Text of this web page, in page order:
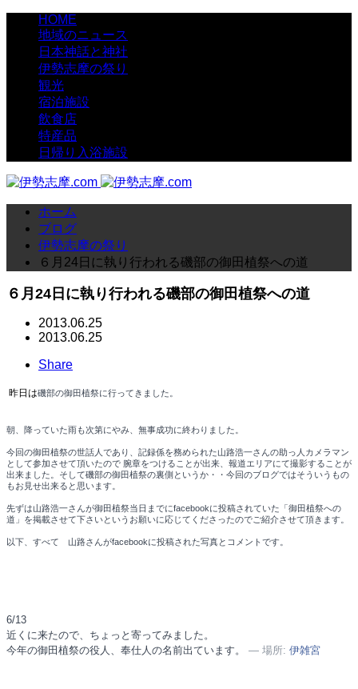
HOME
地域のニュース
日本神話と神社
伊勢志摩の祭り
観光
宿泊施設
飲食店
特産品
日帰り入浴施設
ホーム
ブログ
伊勢志摩の祭り
６月24日に執り行われる磯部の御田植祭への道
６月24日に執り行われる磯部の御田植祭への道
2013.06.25
2013.06.25
Share
昨日は磯部の御田植祭に行ってきました。
朝、降っていた雨も次第にやみ、無事成功に終わりました。
今回の御田植祭の世話人であり、記録係を務められた山路浩一さんの助っ人カメラマン
として参加させて頂いたので 腕章をつけることが出来、報道エリアにて撮影することが
出来ました。そして磯部の御田植祭の裏側というか・・今回のブログではそういうもの
もお見せ出来ると思います。
先ずは山路浩一さんが御田植祭当日までにfacebookに投稿されていた「御田植祭への
道」を掲載させて下さいというお願いに応じてくださったのでご紹介させて頂きます。
以下、すべて 山路さんがfacebookに投稿された写真とコメントです。
6/13
近くに来たので、ちょっと寄ってみました。
今年の御田植祭の役人、奉仕人の名前出ています。
― 場所: 伊雑宮